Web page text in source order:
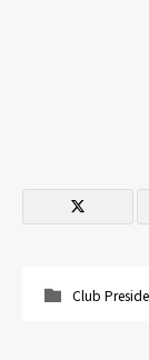
Club